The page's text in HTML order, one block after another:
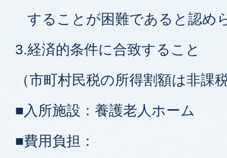
することが困難であると認め
3.経済的条件に合致すること
（市町村民税の所得割額は非課
■入所施設：養護老人ホーム
■費用負担：